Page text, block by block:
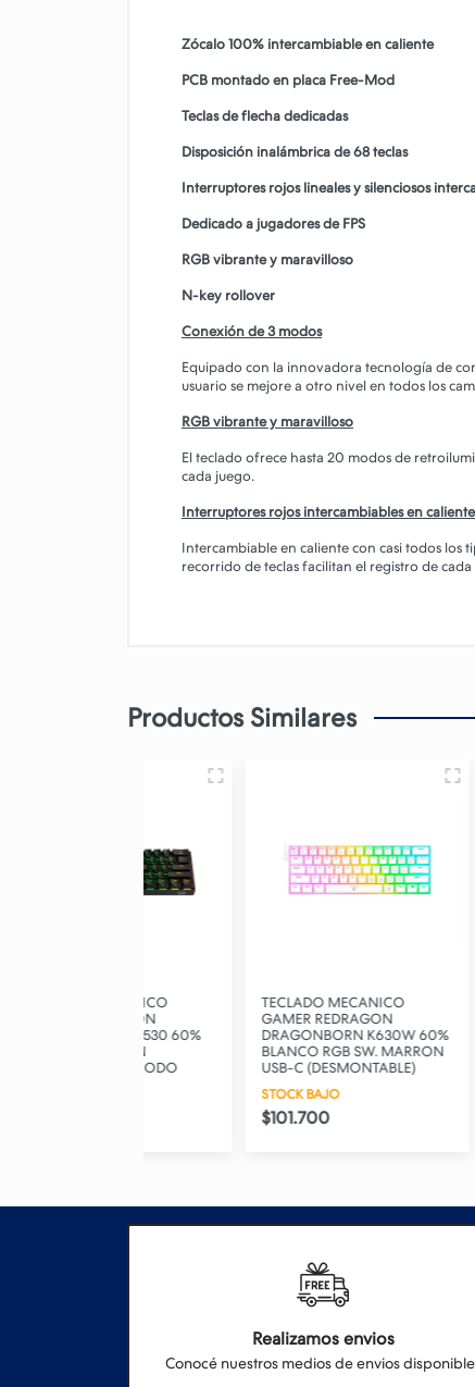
Zócalo 100% intercambiable en caliente
PCB montado en placa Free-Mod
Teclas de flecha dedicadas
Disposición inalámbrica de 68 teclas
Interruptores rojos lineales y silenciosos
Dedicado a jugadores de FPS
RGB vibrante y maravilloso
N-key rollover
Conexión de 3 modos
Equipado con la innovadora tecnología de
usuario se mejore a otro nivel en todos los
RGB vibrante y maravilloso
El teclado ofrece hasta 20 modos de
cada juego.
Interruptores rojos intercambiables en caliente
Intercambiable en caliente con casi todos los
recorrido de teclas facilitan el registro de
Productos Similares
TECLADO MECANICO
GAMER REDRAGON
DRAGONBORN K630W 60%
BLANCO RGB SW. MARRON
USB-C (DESMONTABLE)
TECLADO
GAMER
PRO K616
BLANCO/
TRI-MODO
Realizamos envios
Conocé nuestros medios de envios